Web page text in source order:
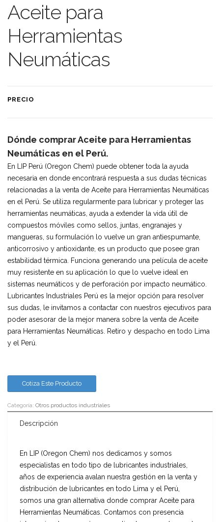
Aceite para
Herramientas
Neumáticas
PRECIO
Dónde comprar Aceite para Herramientas
Neumáticas en el Perú.
En LIP Perú (Oregon Chem) puede obtener toda la ayuda
necesaria en donde encontrará respuesta a sus dudas técnicas
relacionadas a la venta de Aceite para Herramientas Neumáticas
en el Perú. Se utiliza regularmente para lubricar y proteger las
herramientas neumáticas, ayuda a extender la vida útil de
compuestos móviles como sellos, juntas, engranajes y
mangueras, su formulación lo vuelve un gran antiespumante,
anticorrosivo y antioxidante, es un producto que posee gran
estabilidad térmica. Funciona generando una película de aceite
muy resistente en su aplicación lo que lo vuelve ideal en
sistemas neumáticos y de perforación por impacto neumático.
Lubricantes Industriales Perú es la mejor opción para resolver
sus dudas, le invitamos a contactar con nuestros ejecutivos para
poder asesorar de la mejor manera sobre la venta de Aceite
para Herramientas Neumáticas. Retiro y despacho en todo Lima
y el Perú.
Cotiza Este Producto
Categoría: Otros productos industriales
Descripción
En LIP (Oregon Chem) nos dedicamos y somos
especialistas en todo tipo de lubricantes industriales,
años de experiencia avalan nuestra gestión en la venta y
distribución de lubricantes en todo Lima y el Perú,
somos una gran alternativa donde comprar Aceite para
Herramientas Neumáticas. Contamos con presencia